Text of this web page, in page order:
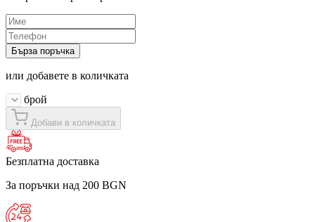
Бърза поръчка
или добавете в количката
брой
Добави в количката
Безплатна доставка
За поръчки над 200 BGN